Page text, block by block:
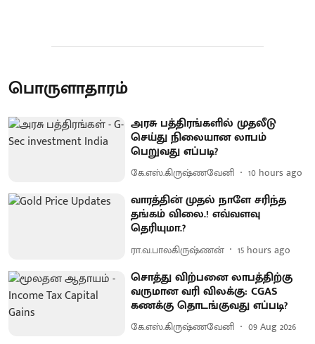
பொருளாதாரம்
அரசு பத்திரங்களில் முதலீடு
செய்து நிலையான லாபம்
பெறுவது எப்படி?
கே.எஸ்.கிருஷ்ணவேனி 10 hours ago
வாரத்தின் முதல் நாளே சரிந்த
தங்கம் விலை.! எவ்வளவு
தெரியுமா.?
ரா.வ.பாலகிருஷ்ணன் 15 hours ago
சொத்து விற்பனை லாபத்திற்கு
வருமான வரி விலக்கு: CGAS
கணக்கு தொடங்குவது எப்படி?
கே.எஸ்.கிருஷ்ணவேனி 09 Aug 2026